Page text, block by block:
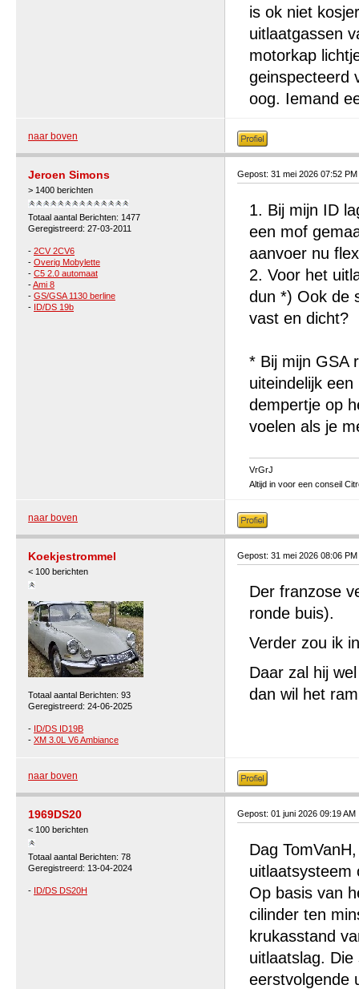
is ok niet
uitlaatgassen
motorkap
geinspecteerd
oog. Iemand
naar boven
Jeroen Simons
> 1400 berichten
Totaal aantal Berichten: 1477
Geregistreerd: 27-03-2011
- 2CV 2CV6
- Overig Mobylette
- C5 2.0 automaat
-Ami 8
- GS/GSA 1130 berline
- ID/DS 19b
Gepost: 31 mei 2026 07:52 PM
1. Bij mijn ID
een mof
aanvoer nu
2. Voor het
dun *) Ook de
vast en dicht?
* Bij mijn GSA
uiteindelijk
dempertje op
voelen als je
VrGrJ
Altijd in voor een conseil
naar boven
Koekjestrommel
< 100 berichten
Totaal aantal Berichten: 93
Geregistreerd: 24-06-2025
- ID/DS ID19B
- XM 3.0L V6 Ambiance
Gepost: 31 mei 2026 08:06 PM
Der franzose
ronde buis).
Verder zou ik
Daar zal hij
dan wil het
naar boven
1969DS20
< 100 berichten
Totaal aantal Berichten: 78
Geregistreerd: 13-04-2024
- ID/DS DS20H
Gepost: 01 juni 2026 09:19 AM
Dag
uitlaatsysteem
Op basis van
cilinder ten
krukasstand
uitlaatslag.
eerstvolgende